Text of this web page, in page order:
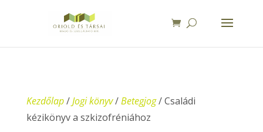
Kezdőlap/Jogi könyv/Betegjog/ Családi
kézikönyv a szkizofréniához